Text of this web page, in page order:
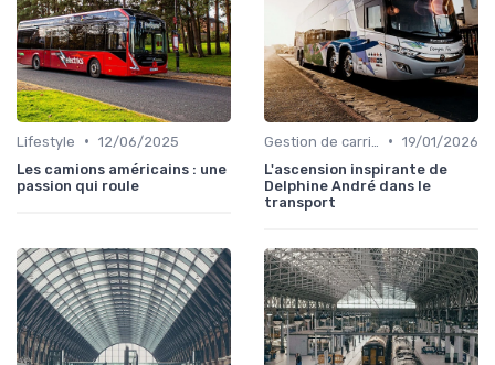
Lifestyle • 12/06/2025
Les camions américains : une
passion qui roule
• 19/01/2026
L'ascension inspirante de
Delphine André dans le
transport